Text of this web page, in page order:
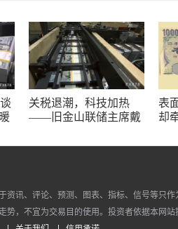
关税退潮，科技加热
——旧金山联储主席戴
表
却
资讯、评论、预测、图表、指标、信号等只
势，不宜为交易目的使用。投资者依据本网